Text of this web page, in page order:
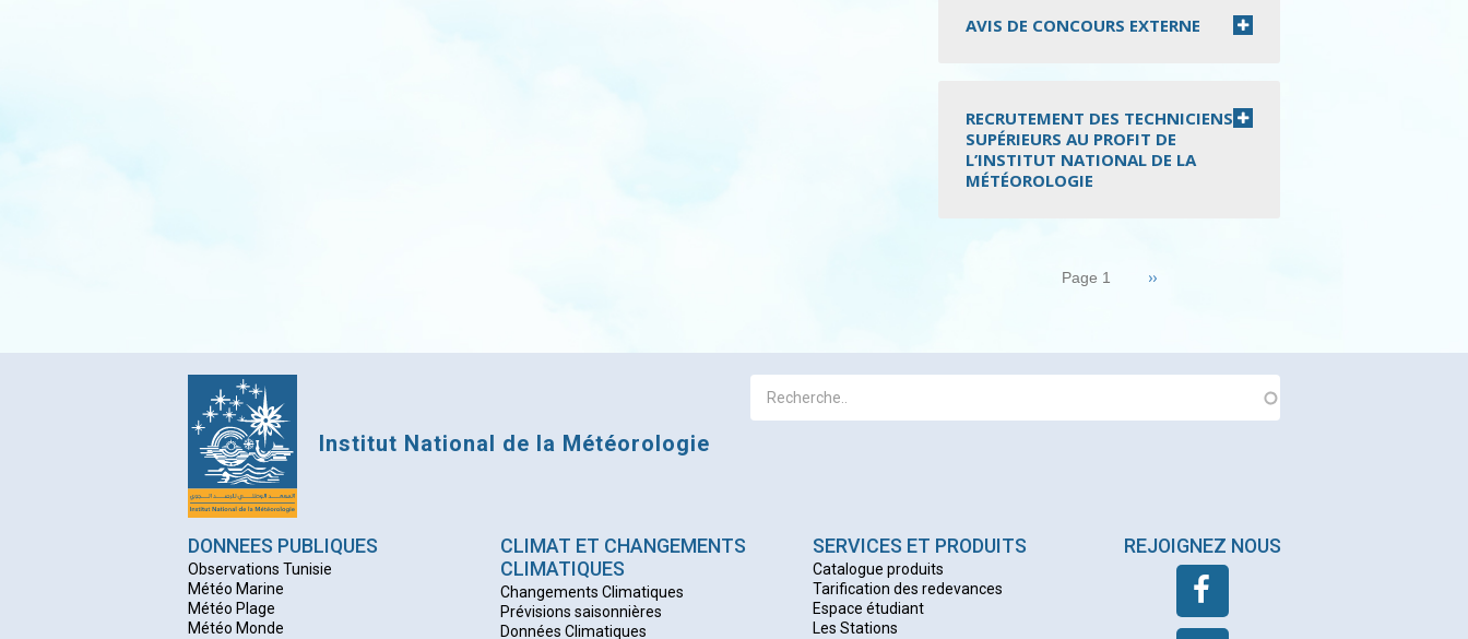
AVIS DE CONCOURS EXTERNE
RECRUTEMENT DES TECHNICIENS
SUPÉRIEURS AU PROFIT DE
L’INSTITUT NATIONAL DE LA
MÉTÉOROLOGIE
Page 1 Page
››
Institut National de la Météorologie
DONNEES PUBLIQUES
Observations Tunisie
Météo Marine
Météo Plage
Météo Monde
CLIMAT ET CHANGEMENTS
CLIMATIQUES
Changements Climatiques
Prévisions saisonnières
Données Climatiques
SERVICES ET PRODUITS
Catalogue produits
Tarification des redevances
Espace étudiant
Les Stations
REJOIGNEZ NOUS